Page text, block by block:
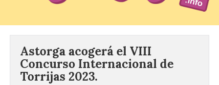
Astorga acogerá el VIII
Concurso Internacional de
Torrijas 2023.